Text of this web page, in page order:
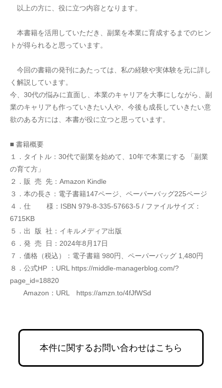
以上の方に、役に立つ内容となります。
本書籍を活用していただき、副業を本業に育成するまでのヒン
トが得られると思っています。
今回の書籍の発刊にあたっては、私の経験や実体験を元に詳し
く解説しています。
今、30代の悩みに直面し、本業のキャリアを大事にしながら、副
業のキャリアも作っていきたい人や、今後も成長していきたい意
欲のある方には、本書が役に立つと思っています。
■ 書籍概要
１．タイトル：30代で副業を始めて、10年で本業にする 「副業
の育て方」
２．販  売  先：Amazon Kindle
３．本の長さ：電子書籍147ページ、ペーパーバッグ225ページ
４．仕        様：ISBN 979-8-335-57663-5 / ファイルサイズ：
6715KB
５．出  版  社：イキルメディア出版
６．発  売  日：2024年8月17日
７．価格（税込）：電子書籍 980円、ペーパーバッグ 1,480円
８．公式HP ：URL https://middle-managerblog.com/?
page_id=18820
Amazon：URL　https://amzn.to/4fJfWSd
本件に関するお問い合わせはこちら